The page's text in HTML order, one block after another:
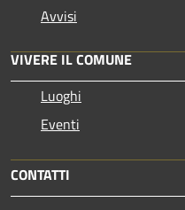
Avvisi
VIVERE IL COMUNE
Luoghi
Eventi
CONTATTI